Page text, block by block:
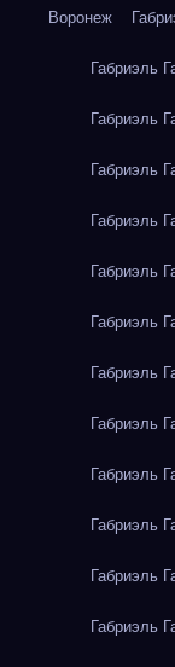
Воронеж
Габриэль
Габриэль
Габриэль
Габриэль
Габриэль
Габриэль
Габриэль
Габриэль
Габриэль
Габриэль
Габриэль
Габриэль